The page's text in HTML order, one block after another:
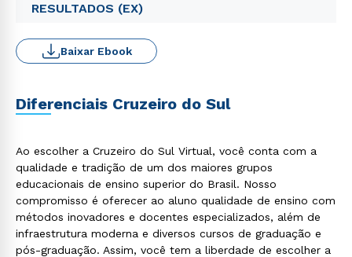
RESULTADOS (EX)
Baixar Ebook
Diferenciais Cruzeiro do Sul
Ao escolher a Cruzeiro do Sul Virtual, você conta com a
qualidade e tradição de um dos maiores grupos
educacionais de ensino superior do Brasil. Nosso
compromisso é oferecer ao aluno qualidade de ensino com
métodos inovadores e docentes especializados, além de
infraestrutura moderna e diversos cursos de graduação e
pós-graduação. Assim, você tem a liberdade de escolher a